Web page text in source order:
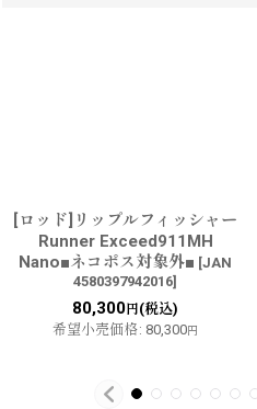
[ロッド]リップルフィッシャー
Runner Exceed911MH
Nano■ネコポス対象外■ [JAN
4580397942016]
80,300 円(税込)
希望小売価格: 80,300円